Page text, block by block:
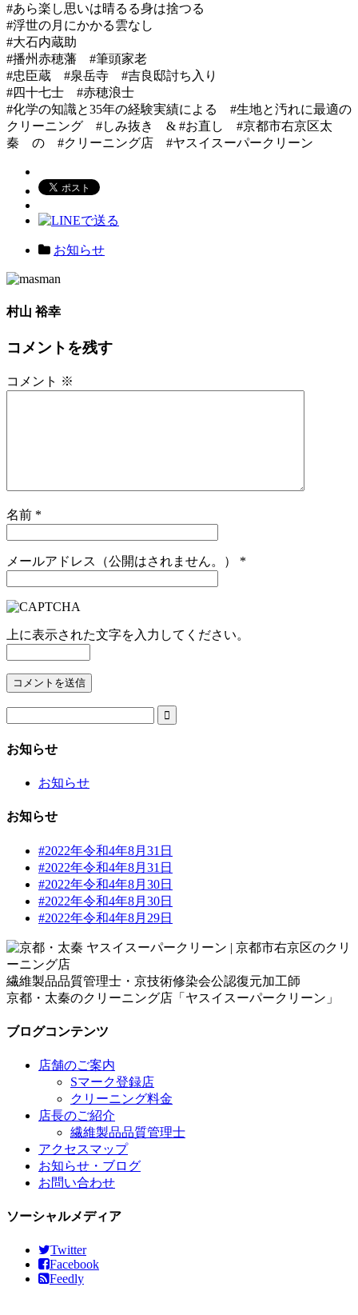
#あら楽し思いは晴るる身は捨つる
#浮世の月にかかる雲なし
#大石内蔵助
#播州赤穂藩 #筆頭家老
#忠臣蔵 #泉岳寺 #吉良邸討ち入り
#四十七士 #赤穂浪士
#化学の知識と35年の経験実績による #生地と汚れに最適の
クリーニング #しみ抜き & #お直し #京都市右京区太
秦 の #クリーニング店 #ヤスイスーパークリーン
お知らせ
村山 裕幸
コメントを残す
コメント ※
名前 *
メールアドレス（公開はされません。） *
上に表示された文字を入力してください。

お知らせ
お知らせ
お知らせ
#2022年令和4年8月31日
#2022年令和4年8月31日
#2022年令和4年8月30日
#2022年令和4年8月30日
#2022年令和4年8月29日
繊維製品品質管理士・京技術修染会公認復元加工師
京都・太秦のクリーニング店「ヤスイスーパークリーン」
ブログコンテンツ
店舗のご案内
Sマーク登録店
クリーニング料金
店長のご紹介
繊維製品品質管理士
アクセスマップ
お知らせ・ブログ
お問い合わせ
ソーシャルメディア
Twitter
Facebook
Feedly